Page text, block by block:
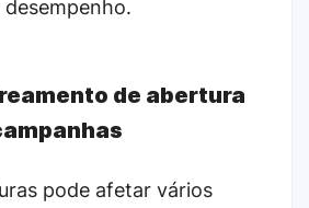
de abertura
pode afetar vários